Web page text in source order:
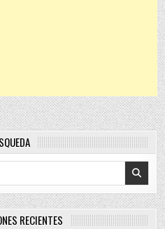
RECIENTES